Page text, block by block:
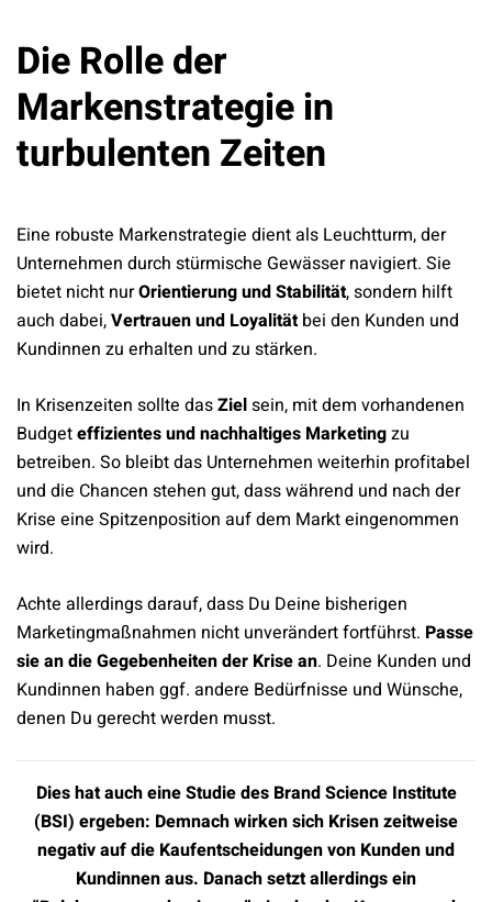
Die Rolle der
Markenstrategie in
turbulenten Zeiten
Eine robuste Markenstrategie dient als Leuchtturm, der
Unternehmen durch stürmische Gewässer navigiert. Sie
bietet nicht nurOrientierung und Stabilität, sondern hilft
auch dabei,Vertrauen und Loyalitätbei den Kunden und
Kundinnen zu erhalten und zu stärken.
In Krisenzeiten sollte dasZielsein, mit dem vorhandenen
Budgeteffizientes und nachhaltiges Marketingzu
betreiben. So bleibt das Unternehmen weiterhin profitabel
und die Chancen stehen gut, dass während und nach der
Krise eine Spitzenposition auf dem Markt eingenommen
wird.
Achte allerdings darauf, dass Du Deine bisherigen
Marketingmaßnahmen nicht unverändert fortführst. Passe
sie an die Gegebenheiten der Krise an. Deine Kunden und
Kundinnen haben ggf. andere Bedürfnisse und Wünsche,
denen Du gerecht werden musst.
Dies hat auch eine Studie des Brand Science Institute
(BSI) ergeben: Demnach wirken sich Krisen zeitweise
negativ auf die Kaufentscheidungen von Kunden und
Kundinnen aus. Danach setzt allerdings ein